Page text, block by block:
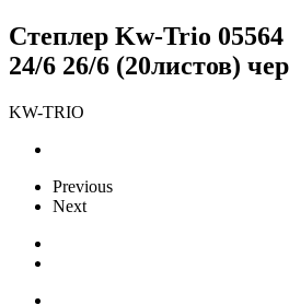
Степлер Kw-Trio
24/6 26/6 (20листов)
KW-TRIO
Previous
Next